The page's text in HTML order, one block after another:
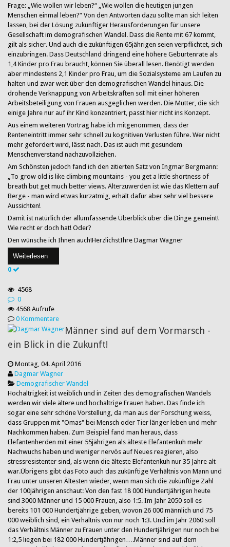
Frage: „Wie wollen wir leben?“ „Wie wollen die heutigen jungen
Menschen einmal leben?“ Von den Antworten dazu sollte man sich leiten
lassen, bei der Lösung zukünftiger Herausforderungen für unsere
Gesellschaft im demografischen Wandel. Dass die Rente mit 67 kommt,
gilt als sicher. Und auch die zukünftigen 65jährigen seien verpflichtet, sich
einzubringen. Dass Deutschland dringend eine höhere Geburtenrate als
1,4 Kinder pro Frau braucht, können Sie überall lesen. Benötigt werden
aber mindestens 2,1 Kinder pro Frau, um die Sozialsysteme am Laufen zu
halten und zwar weit über den demografischen Wandel hinaus. Die
drohende Verknappung von Arbeitskräften soll mit einer höheren
Arbeitsbeteiligung von Frauen ausgeglichen werden. Die Mutter, die sich
einige Jahre nur auf ihr Kind konzentriert, passt hier nicht ins Konzept.
Aus einem weiteren Vortrag habe ich mitgenommen, dass der
Renteneintritt immer sehr schnell zu kognitiven Verlusten führe. Wer nicht
mehr gefordert wird, lässt nach. Das ist auch mit gesundem
Menschenverstand nachzuvollziehen.
Am Schönsten jedoch fand ich den zitierten Satz von Ingmar Bergmann:
„To grow old is like climbing mountains - you get a little shortness of
breath but get much better views. Älterzuwerden ist wie das Klettern auf
Berge - man wird etwas kurzatmig, erhält dafür aber sehr viel bessere
Aussichten!
Damit ist natürlich der allumfassende Überblick über die Dinge gemeint!
Wie recht er doch hat! Oder?
Den wünsche ich Ihnen auch!HerzlichstIhre Dagmar Wagner
Weiterlesen
0
4568
0
4568 Aufrufe
0 Kommentare
Männer sind auf dem Vormarsch -
ein Blick in die Zukunft!
Montag, 04. April 2016
Dagmar Wagner
Demografischer Wandel
Hochaltrigkeit ist weiblich und in Zeiten des demografischen Wandels
werden wir viele ältere und hochaltrige Frauen haben. Das finde ich
sogar eine sehr schöne Vorstellung, da man aus der Forschung weiss,
dass Gruppen mit "Omas" bei Mensch oder Tier länger leben und mehr
Nachkommen haben. Zum Beispiel fand man heraus, dass
Elefantenherden mit einer 55jährigen als älteste Elefantenkuh mehr
Nachwuchs haben und weniger nervös auf Neues reagieren, also
stressresistenter sind, als wenn die älteste Elefantenkuh nur 35 Jahre alt
war.Übrigens gibt das Foto auch das zukünftige Verhältnis von Mann und
Frau unter unseren Ältesten wieder, wenn man sich die zukünftige Zahl
der 100jährigen anschaut: Von den fast 18 000 Hundertjährigen heute
sind 3000 Männer und 15 000 Frauen, also 1:5. Im Jahr 2050 soll es
bereits 101 000 Hundertjährige geben, wovon 26 000 männlich und 75
000 weiblich sind, ein Verhältnis von nur noch 1:3. Und im Jahr 2060 soll
das Verhältnis Männer zu Frauen unter den Hundertjährigen nur noch bei
1:2,5 liegen bei 182 000 Hundertjährigen….Männer sind auf dem